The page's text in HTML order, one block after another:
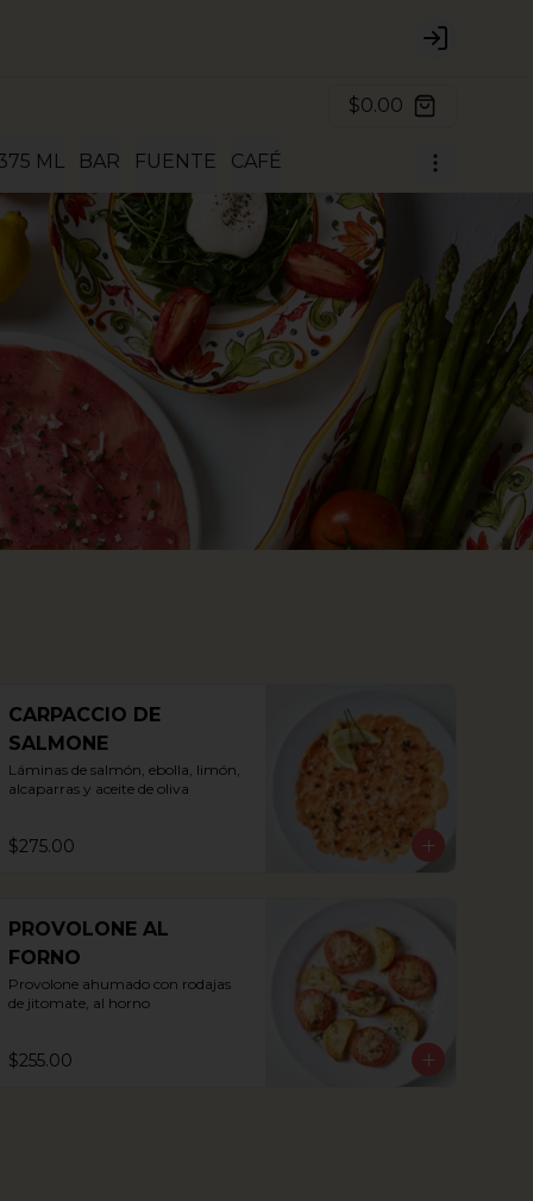
Login
$0.00
ML BAR FUENTE CAFÉ
CARPACCIO DE
SALMONE
Láminas de salmón, ebolla, limón,
alcaparras y aceite de oliva
$275.00
PROVOLONE AL
FORNO
Provolone ahumado con rodajas
de jitomate, al horno
$255.00